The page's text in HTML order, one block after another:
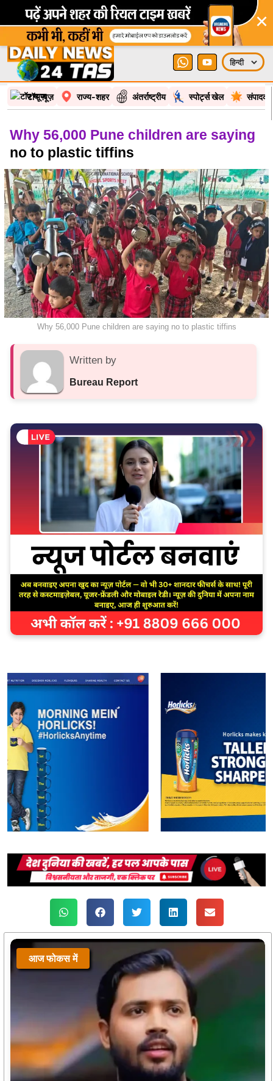
×
टॉप न्यूज़ राज्य-शहर अंतर्राष्ट्रीय स्पोर्ट्स खेल
Why 56,000 Pune children are saying
no to plastic tiffins
Why 56,000 Pune children are saying no to plastic tiffins
Written by
Bureau Report
आज फोकस में